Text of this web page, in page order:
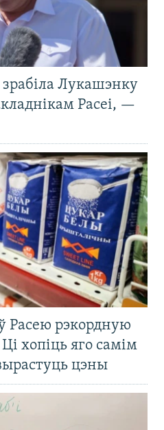
Лукашэнку
Расеі, —
Расею рэкордную
хопіць яго самім
цэны